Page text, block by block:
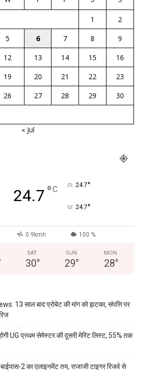
1
2
5 6 7 8
9
12 13 14 15
16
19 20 21 22
23
26 27 28 29
30
« Jul
24.7 °C 24.7°
24.7°
0.9kmh 100 %
SAT
30°
SUN
29°
MON
28°
13 साल बाद प्रोबेट की मांग को झटका, संपत्ति पर
UG प्रथम सेमेस्टर की दूसरी मेरिट लिस्ट, 55% तक
2 का एलाइनमेंट तय, राजाजी टाइगर रिजर्व से